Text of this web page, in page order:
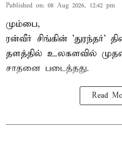
Published on: 08 Aug 2026, 12:42 pm
மும்பை,
ரன்வீர் சிங்கின் 'துரந்தர்'
தளத்தில் உலகளவில்
சாதனை படைத்தது.
Read